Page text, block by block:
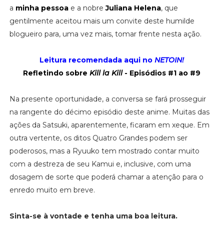
a minha pessoae a nobreJuliana Helena, que
gentilmente aceitou mais um convite deste humilde
blogueiro para, uma vez mais, tomar frente nesta ação.
Leitura recomendada aqui noNETOIN!
Refletindo sobreKill la Kill- Episódios #1 ao #9
Na presente oportunidade, a conversa se fará prosseguir
na rangente do décimo episódio deste anime. Muitas das
ações da Satsuki, aparentemente, ficaram em xeque. Em
outra vertente, os ditos Quatro Grandes podem ser
poderosos, mas a Ryuuko tem mostrado contar muito
com a destreza de seu Kamui e, inclusive, com uma
dosagem de sorte que poderá chamar a atenção para o
enredo muito em breve.
Sinta-se à vontade e tenha uma boa leitura.